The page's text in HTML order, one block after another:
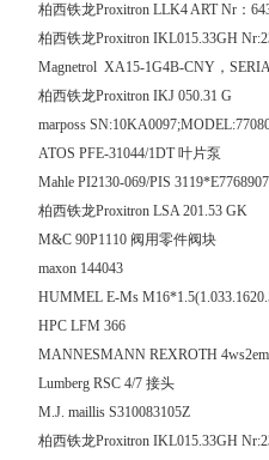
柏西铁龙Proxitron LLK4 ART Nr：
柏西铁龙Proxitron IKL015.33GH
Magnetrol XA15-1G4B-CNY，
柏西铁龙Proxitron IKJ
marposs
ATOS PFE-31044/1DT 叶片泵
Mahle PI2130-069/PIS
柏西铁龙Proxitron LSA
M&C 90P1110 阀用零件阀块
maxon 144043
HUMMEL E-Ms
HPC LFM 366
MANNESMANN REXROTH
Lumberg RSC 4/7 接头
M.J. maillis S310083105Z
柏西铁龙Proxitron IKL015.33GH